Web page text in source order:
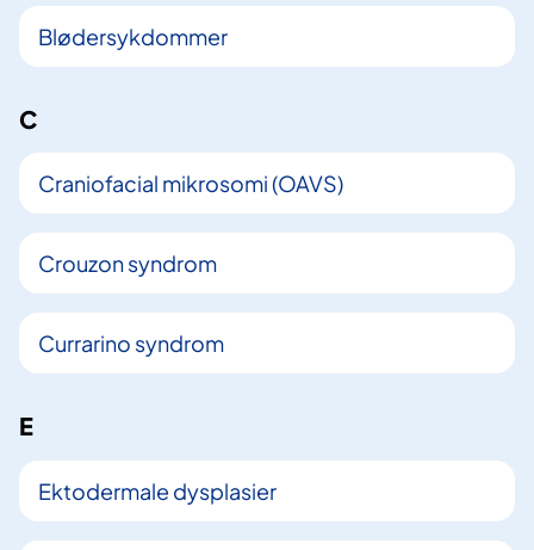
Blødersykdommer
C
Craniofacial mikrosomi (OAVS)
Crouzon syndrom
Currarino syndrom
E
Ektodermale dysplasier